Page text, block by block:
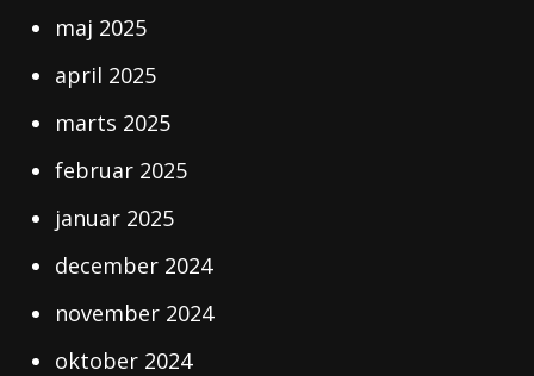
maj 2025
april 2025
marts 2025
februar 2025
januar 2025
december 2024
november 2024
oktober 2024